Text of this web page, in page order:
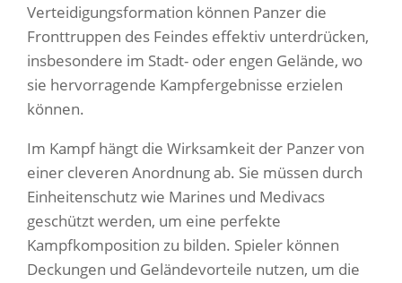
Verteidigungsformation können Panzer die
Fronttruppen des Feindes effektiv unterdrücken,
insbesondere im Stadt- oder engen Gelände, wo
sie hervorragende Kampfergebnisse erzielen
können.
Im Kampf hängt die Wirksamkeit der Panzer von
einer cleveren Anordnung ab. Sie müssen durch
Einheitenschutz wie Marines und Medivacs
geschützt werden, um eine perfekte
Kampfkomposition zu bilden. Spieler können
Deckungen und Geländevorteile nutzen, um die